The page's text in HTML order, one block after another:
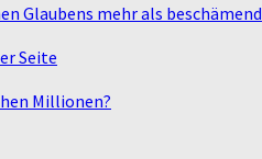
Glaubens mehr als beschämend
Seite
Millionen?